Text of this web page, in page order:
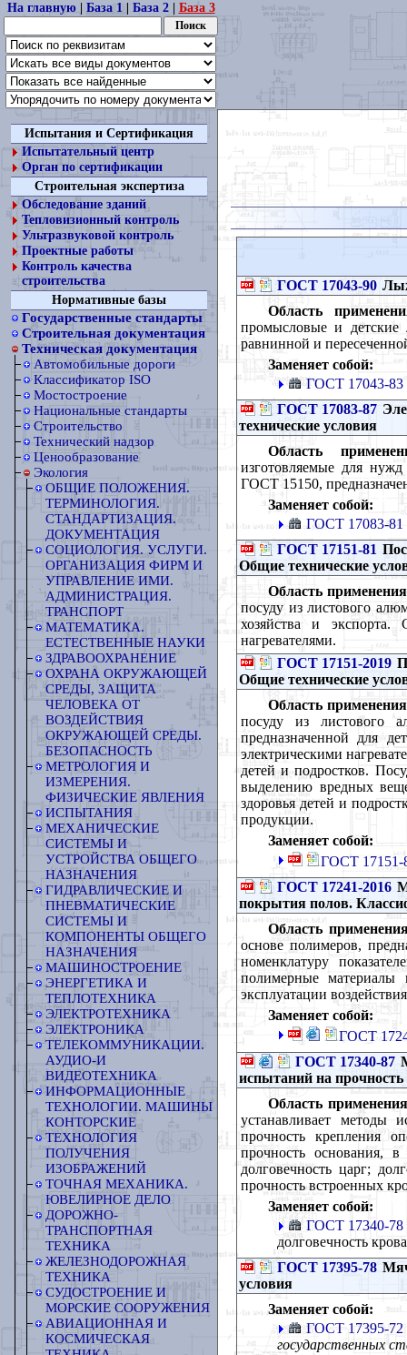
На главную| База 1| База 2| База 3
Испытания и Сертификация
Испытательный центр
Орган по сертификации
Строительная экспертиза
Обследование зданий
Тепловизионный контроль
Ультразвуковой контроль
Проектные работы
Контроль качества
строительства
Нормативные базы
Государственные стандарты
Строительная документация
Техническая документация
Автомобильные дороги
Классификатор ISO
Мостостроение
Национальные стандарты
Строительство
Технический надзор
Ценообразование
Экология
ОБЩИЕ ПОЛОЖЕНИЯ.
ТЕРМИНОЛОГИЯ.
СТАНДАРТИЗАЦИЯ.
ДОКУМЕНТАЦИЯ
СОЦИОЛОГИЯ. УСЛУГИ.
ОРГАНИЗАЦИЯ ФИРМ И
УПРАВЛЕНИЕ ИМИ.
АДМИНИСТРАЦИЯ.
ТРАНСПОРТ
МАТЕМАТИКА.
ЕСТЕСТВЕННЫЕ НАУКИ
ЗДРАВООХРАНЕНИЕ
ОХРАНА ОКРУЖАЮЩЕЙ
СРЕДЫ, ЗАЩИТА
ЧЕЛОВЕКА ОТ
ВОЗДЕЙСТВИЯ
ОКРУЖАЮЩЕЙ СРЕДЫ.
БЕЗОПАСНОСТЬ
МЕТРОЛОГИЯ И
ИЗМЕРЕНИЯ.
ФИЗИЧЕСКИЕ ЯВЛЕНИЯ
ИСПЫТАНИЯ
МЕХАНИЧЕСКИЕ
СИСТЕМЫ И
УСТРОЙСТВА ОБЩЕГО
НАЗНАЧЕНИЯ
ГИДРАВЛИЧЕСКИЕ И
ПНЕВМАТИЧЕСКИЕ
СИСТЕМЫ И
КОМПОНЕНТЫ ОБЩЕГО
НАЗНАЧЕНИЯ
МАШИНОСТРОЕНИЕ
ЭНЕРГЕТИКА И
ТЕПЛОТЕХНИКА
ЭЛЕКТРОТЕХНИКА
ЭЛЕКТРОНИКА
ТЕЛЕКОММУНИКАЦИИ.
АУДИО-И
ВИДЕОТЕХНИКА
ИНФОРМАЦИОННЫЕ
ТЕХНОЛОГИИ. МАШИНЫ
КОНТОРСКИЕ
ТЕХНОЛОГИЯ
ПОЛУЧЕНИЯ
ИЗОБРАЖЕНИЙ
ТОЧНАЯ МЕХАНИКА.
ЮВЕЛИРНОЕ ДЕЛО
ДОРОЖНО-
ТРАНСПОРТНАЯ
ТЕХНИКА
ЖЕЛЕЗНОДОРОЖНАЯ
ТЕХНИКА
СУДОСТРОЕНИЕ И
МОРСКИЕ СООРУЖЕНИЯ
АВИАЦИОННАЯ И
КОСМИЧЕСКАЯ
ГОСТ 17043-90
Область
промысловые и детские
равнинной и
Заменяет собой:
ГОСТ 17043-83
ГОСТ 17083-87
технические условия
Область
изготовляемые для
ГОСТ 15150,
Заменяет собой:
ГОСТ 17083-81
ГОСТ 17151-81
Общие технические
Область
посуду из листового
хозяйства и экспорта.
нагревателями.
ГОСТ 17151-2019
Общие технические
Область
посуду из листового
предназначенной для
электрическими
детей и подростков.
выделению вредных
здоровья детей и
продукции.
Заменяет собой:
ГОСТ 17151-
ГОСТ 17241-2016
покрытия полов.
Область
основе полимеров,
номенклатуру
полимерные материалы
эксплуатации
Заменяет собой:
ГОСТ
ГОСТ 17340-87
испытаний на прочность
Область
устанавливает методы
прочность крепления
прочность основания,
долговечность царг;
прочность встроенных
Заменяет собой:
ГОСТ 17340-78
долговечность
ГОСТ 17395-78
условия
Заменяет собой:
ГОСТ 17395-72
государственных